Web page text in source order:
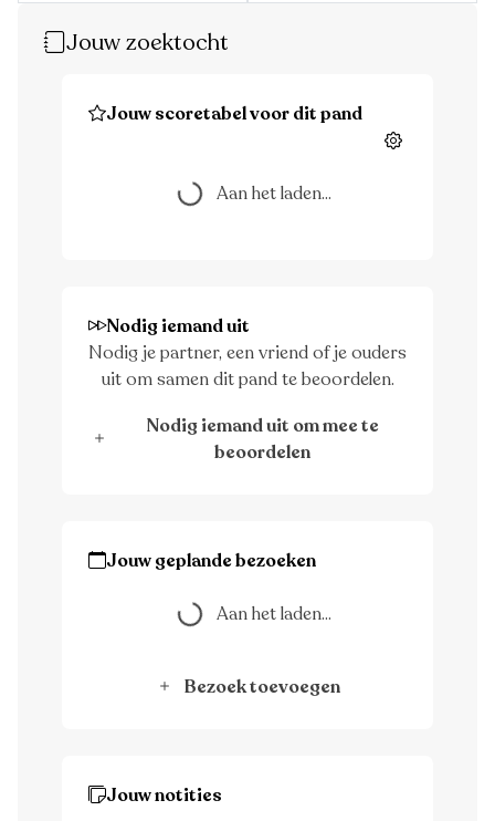
Jouw zoektocht
Jouw scoretabel voor dit pand
Instellingen
Aan het laden...
Aan het laden...
Nodig iemand uit
Nodig je partner, een vriend of je ouders
uit om samen dit pand te beoordelen.
Nodig iemand uit om mee te
beoordelen
Jouw geplande bezoeken
Aan het laden...
Aan het laden...
Bezoek toevoegen
Jouw notities